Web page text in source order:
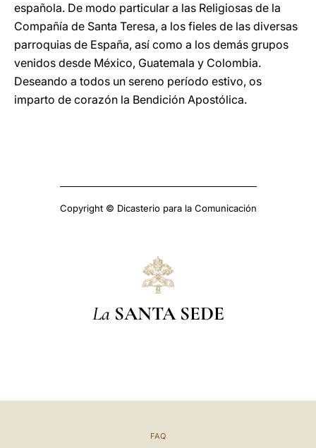
española. De modo particular a las Religiosas de la
Compañía de Santa Teresa, a los fieles de las diversas
parroquias de España, así como a los demás grupos
venidos desde México, Guatemala y Colombia.
Deseando a todos un sereno período estivo, os
imparto de corazón la Bendición Apostólica.
Copyright © Dicasterio para la Comunicación
La SANTA SEDE
FAQ